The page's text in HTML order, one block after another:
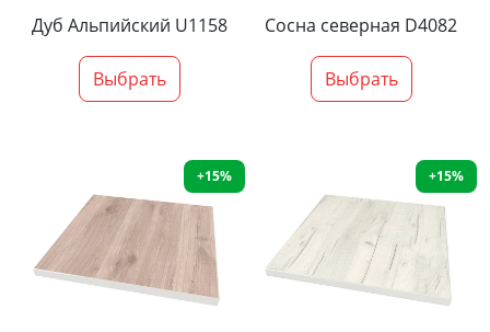
Дуб Альпийский U1158
Выбрать
Сосна северная D4082
Выбрать
+15% +15%